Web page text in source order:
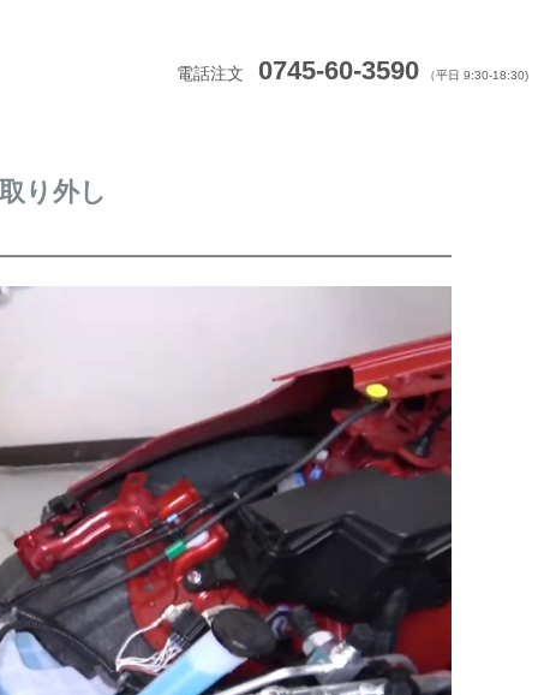
電話注文 0745-60-3590 （平日 9:30-18:30)
り外し